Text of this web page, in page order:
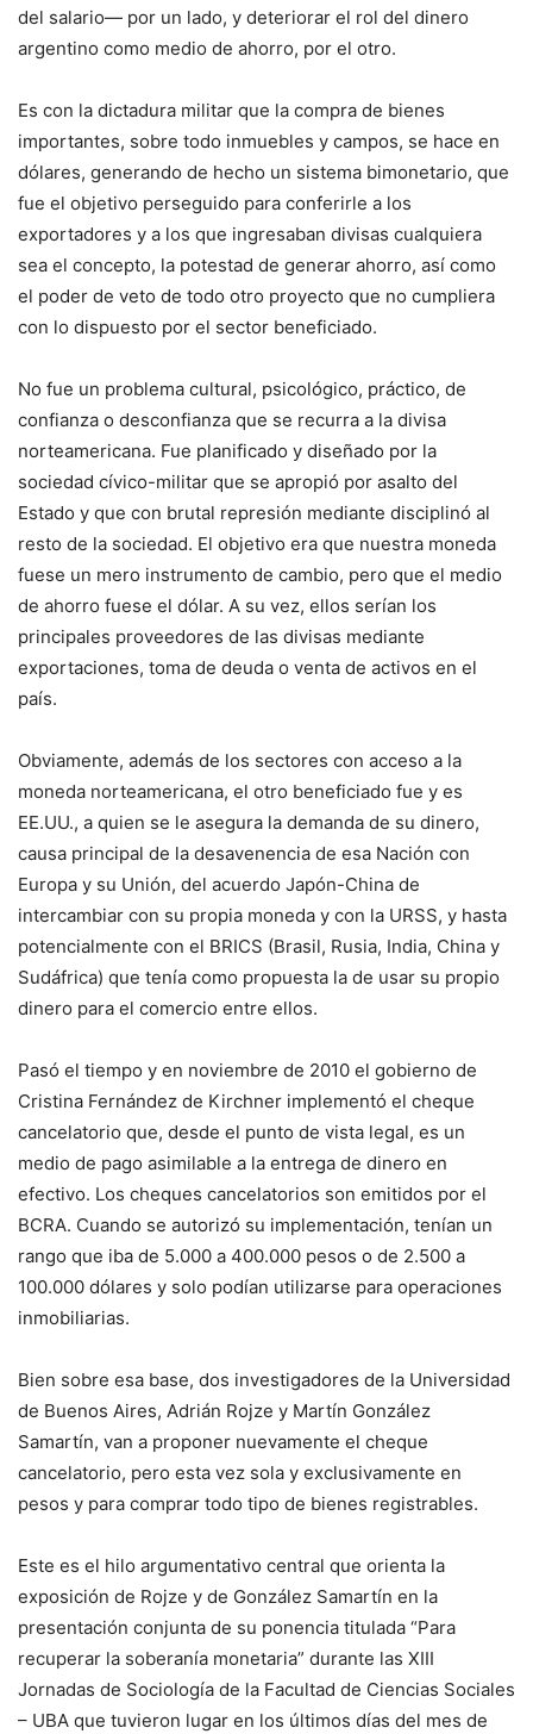
del salario— por un lado, y deteriorar el rol del dinero
argentino como medio de ahorro, por el otro.
Es con la dictadura militar que la compra de bienes
importantes, sobre todo inmuebles y campos, se hace en
dólares, generando de hecho un sistema bimonetario, que
fue el objetivo perseguido para conferirle a los
exportadores y a los que ingresaban divisas cualquiera
sea el concepto, la potestad de generar ahorro, así como
el poder de veto de todo otro proyecto que no cumpliera
con lo dispuesto por el sector beneficiado.
No fue un problema cultural, psicológico, práctico, de
confianza o desconfianza que se recurra a la divisa
norteamericana. Fue planificado y diseñado por la
sociedad cívico-militar que se apropió por asalto del
Estado y que con brutal represión mediante disciplinó al
resto de la sociedad. El objetivo era que nuestra moneda
fuese un mero instrumento de cambio, pero que el medio
de ahorro fuese el dólar. A su vez, ellos serían los
principales proveedores de las divisas mediante
exportaciones, toma de deuda o venta de activos en el
país.
Obviamente, además de los sectores con acceso a la
moneda norteamericana, el otro beneficiado fue y es
EE.UU., a quien se le asegura la demanda de su dinero,
causa principal de la desavenencia de esa Nación con
Europa y su Unión, del acuerdo Japón-China de
intercambiar con su propia moneda y con la URSS, y hasta
potencialmente con el BRICS (Brasil, Rusia, India, China y
Sudáfrica) que tenía como propuesta la de usar su propio
dinero para el comercio entre ellos.
Pasó el tiempo y en noviembre de 2010 el gobierno de
Cristina Fernández de Kirchner implementó el cheque
cancelatorio que, desde el punto de vista legal, es un
medio de pago asimilable a la entrega de dinero en
efectivo. Los cheques cancelatorios son emitidos por el
BCRA. Cuando se autorizó su implementación, tenían un
rango que iba de 5.000 a 400.000 pesos o de 2.500 a
100.000 dólares y solo podían utilizarse para operaciones
inmobiliarias.
Bien sobre esa base, dos investigadores de la Universidad
de Buenos Aires, Adrián Rojze y Martín González
Samartín, van a proponer nuevamente el cheque
cancelatorio, pero esta vez sola y exclusivamente en
pesos y para comprar todo tipo de bienes registrables.
Este es el hilo argumentativo central que orienta la
exposición de Rojze y de González Samartín en la
presentación conjunta de su ponencia titulada “Para
recuperar la soberanía monetaria” durante las XIII
Jornadas de Sociología de la Facultad de Ciencias Sociales
– UBA que tuvieron lugar en los últimos días del mes de